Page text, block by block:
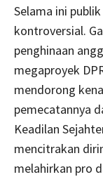
Selama ini
kontroversial.
penghinaan
megaproyek
mendorong
pemecatannya
Keadilan
mencitrakan
melahirkan pro